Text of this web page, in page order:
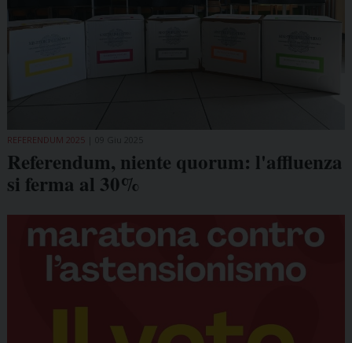
REFERENDUM 2025
Referendum, niente quorum: l'affluenza
si ferma al 30%